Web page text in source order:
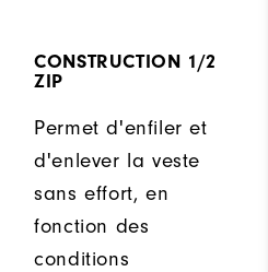
CONSTRUCTION 1/2
ZIP
Permet d'enfiler et
d'enlever la veste
sans effort, en
fonction des
conditions